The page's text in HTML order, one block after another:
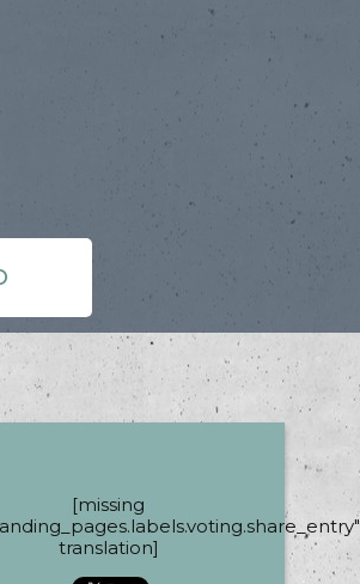
[missing
translation]